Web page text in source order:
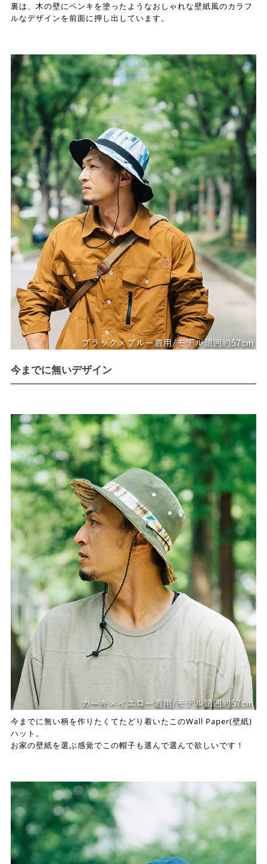
裏は、木の壁にペンキを塗ったようなおしゃれな壁紙風のカラフ
ルなデザインを前面に押し出しています。
今までに無いデザイン
今までに無い柄を作りたくてたどり着いたこのWall Paper(壁紙)
ハット。
お家の壁紙を選ぶ感覚でこの帽子も選んで選んで欲しいです！